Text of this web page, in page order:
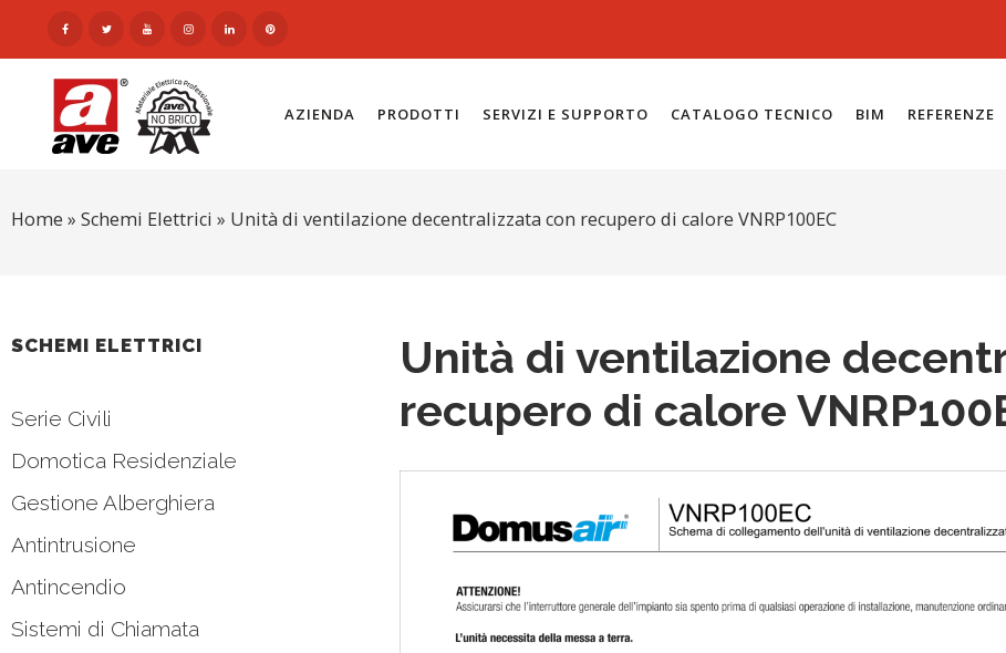
AZIENDA PRODOTTI SERVIZI E SUPPORTO CATALOGO TECNICO BIM REFERENZE
Home » Schemi Elettrici » Unità di ventilazione decentralizzata con recupero di calore VNRP100EC
SCHEMI ELETTRICI
Serie Civili
Domotica Residenziale
Gestione Alberghiera
Antintrusione
Antincendio
Sistemi di Chiamata
Unità di ventilazione
recupero di calore